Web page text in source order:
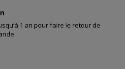
1 an pour faire le retour de